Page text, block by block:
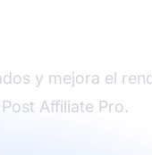
y mejora el
Affiliate Pro.